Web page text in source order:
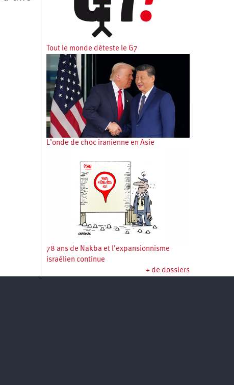
Tout le monde déteste le G7
L’onde de choc iranienne en Asie
78 ans de Nakba et l’expansionnisme
israélien continue
+ de dossiers